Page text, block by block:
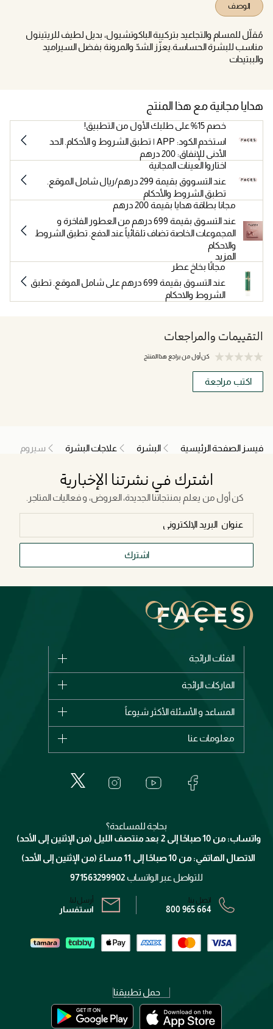
الوصف
مُقلّل للمسام والتجاعيد بتركيبة الباكوتشيول، بديل لطيف للريتينول
مناسب للبشرة الحساسة.يعزّز الشدّ والمرونة بفضل السيراميد
والببتيدات
هدايا مجانية مع هذا المنتج
خصم 15% على طلبك الأول من التطبيق!
استخدم الكود: APP | تطبق الشروط و الأحكام. الحد
الأدنى للإنفاق: 200 درهم
اختاروا العينات المجانية
عند التسووق بقيمة 299 درهم/ريال شامل الموقع.
تطبق الشروط والأحكام
مجانا بطاقة هدايا بقيمة 200 درهم
عند التسوق بقيمة 699 درهم من العطور الفاخرة و
المجموعات الخاصة تضاف تلقائياً عند الدفع. تطبق الشروط
والاحكام
المزيد
مجانًا بخاخ عطر
عند التسوق بقيمة 699 درهم على شامل الموقع. تطبق
الشروط والاحكام
التقييمات والمراجعات
كن أول من يراجع هذا المنتج
اكتب مراجعة
فيسز الصفحة الرئيسية البشرة علاجات البشرة سيروم
اشترك في نشرتنا الإخبارية
كن أول من يعلم بمنتجاتنا الجديدة، العروض، و فعاليات المتاجر.
اشترك
الفئات الرائجة
الأكثر مبيعاً
اشترِ بطاقة هدية
الماركات الرائجة
بربري
إيف سان لوران
المساعد و الأسئلة الأكثر شيوعاً
الإرجاع
معلومات عنا
خدمات المعارض
برنامج الولاء ميوز
الشروط و الأحكام
سياسة الخصوصية
بحاجة للمساعدة؟
واتساب: من 10 صباحًا إلى 2 بعد منتصف الليل (من الإثنين إلى الأحد)
الاتصال الهاتفي: من 10 صباحًا إلى 11 مساءً (من الإثنين إلى الأحد)
للتواصل عبر الواتساب 971563299902
اتصل بنا:
800 965 664
أرسل لنا:
استفسار
حمل تطبيقنا